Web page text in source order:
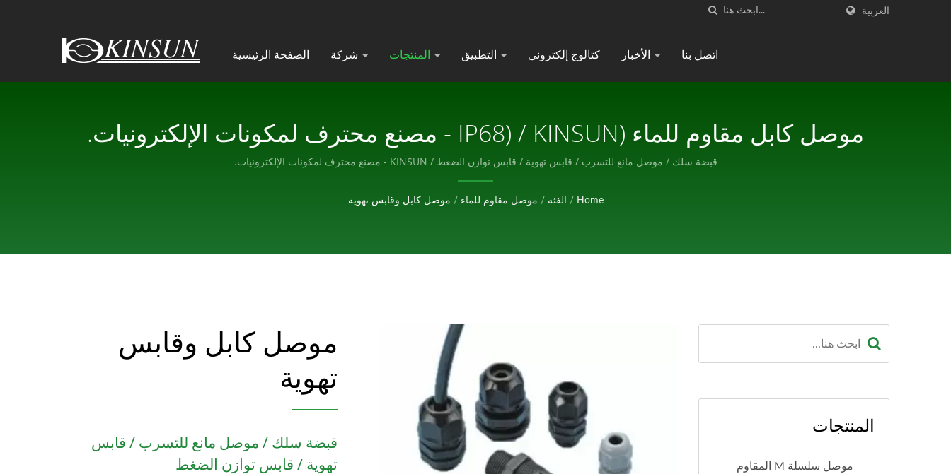
العربية
الصفحة الرئيسية كتالوج إلكتروني اتصل بنا
موصل كابل مقاوم للماء (IP68) / KINSUN - مصنع محترف لمكونات الإلكترونيات.
قبضة سلك / موصل مانع للتسرب / قابس تهوية / قابس توازن الضغط / KINSUN - مصنع محترف لمكونات الإلكترونيات.
Home
/ الفئة / موصل مقاوم للماء / موصل كابل وقابس تهوية
موصل كابل وقابس
تهوية
قبضة سلك / موصل مانع للتسرب / قابس
تهوية / قابس توازن الضغط
المنتجات
موصل سلسلة M المقاوم